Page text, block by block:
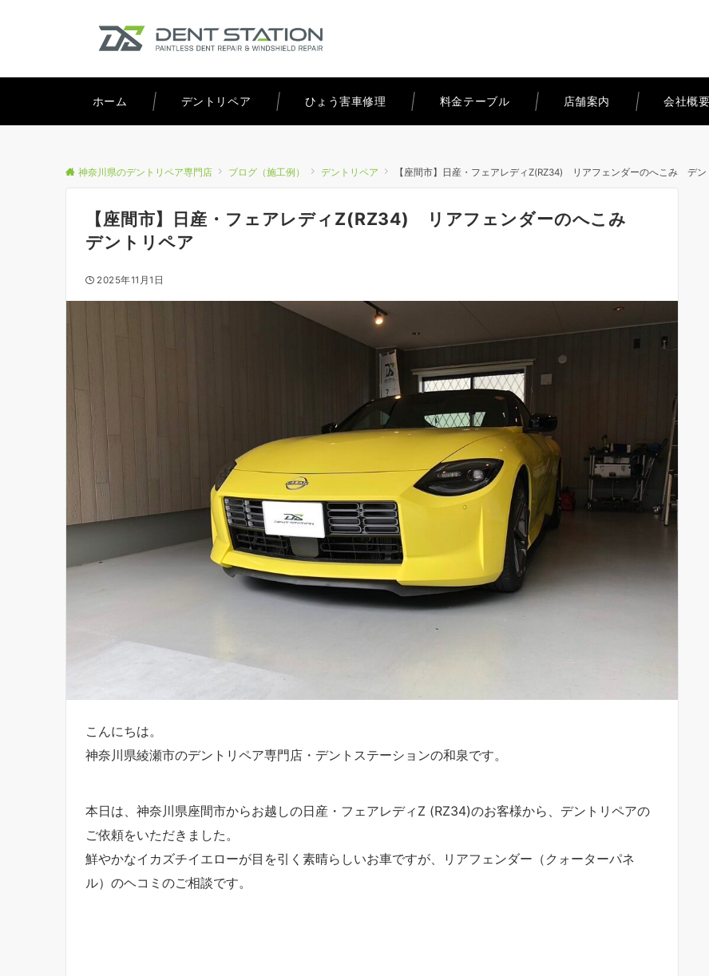
ホーム デントリペア ひょう害車修理 料金テーブル 店舗案内 会社概要
神奈川県のデントリペア専門店 ブログ（施工例） デントリペア 【座間市】日産・フェアレディZ(RZ34) リアフェンダーのへこみ デン
【座間市】日産・フェアレディZ(RZ34) リアフェンダーのへこみ
デントリペア
2025年11月1日
こんにちは。
神奈川県綾瀬市のデントリペア専門店・デントステーションの和泉です。
​本日は、神奈川県座間市からお越しの日産・フェアレディZ (RZ34)のお客様から、デントリペアの
ご依頼をいただきました。
鮮やかなイカズチイエローが目を引く素晴らしいお車ですが、リアフェンダー（クォーターパネ
ル）のヘコミのご相談です。